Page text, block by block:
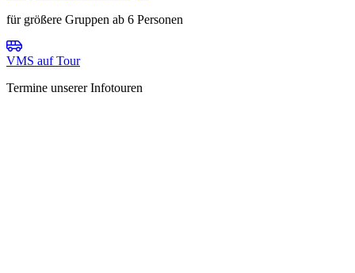
für größere Gruppen ab 6 Personen
VMS auf Tour
Termine unserer Infotouren